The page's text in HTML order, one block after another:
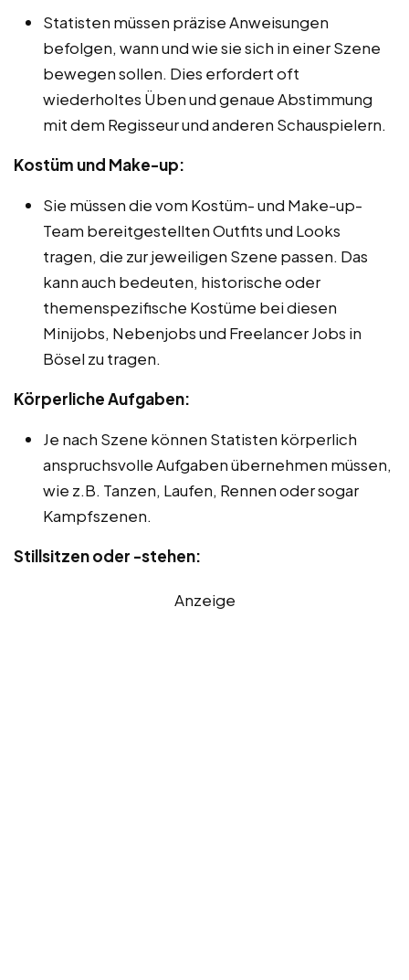
Statisten müssen präzise Anweisungen
befolgen, wann und wie sie sich in einer Szene
bewegen sollen. Dies erfordert oft
wiederholtes Üben und genaue Abstimmung
mit dem Regisseur und anderen Schauspielern.
Kostüm und Make-up:
Sie müssen die vom Kostüm- und Make-up-
Team bereitgestellten Outfits und Looks
tragen, die zur jeweiligen Szene passen. Das
kann auch bedeuten, historische oder
themenspezifische Kostüme bei diesen
Minijobs, Nebenjobs und Freelancer Jobs in
Bösel zu tragen.
Körperliche Aufgaben:
Je nach Szene können Statisten körperlich
anspruchsvolle Aufgaben übernehmen müssen,
wie z.B. Tanzen, Laufen, Rennen oder sogar
Kampfszenen.
Stillsitzen oder -stehen:
Anzeige